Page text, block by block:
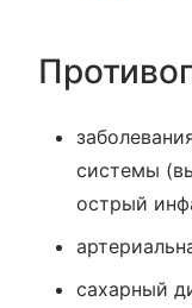
системы
острый
сахарный